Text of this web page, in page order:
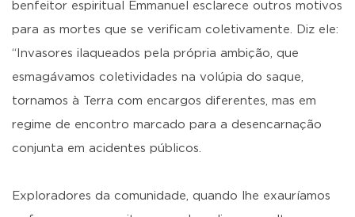
benfeitor espiritual Emmanuel esclarece outros motivos
para as mortes que se verificam coletivamente. Diz ele:
“Invasores ilaqueados pela própria ambição, que
esmagávamos coletividades na volúpia do saque,
tornamos à Terra com encargos diferentes, mas em
regime de encontro marcado para a desencarnação
conjunta em acidentes públicos.
Exploradores da comunidade, quando lhe exauríamos